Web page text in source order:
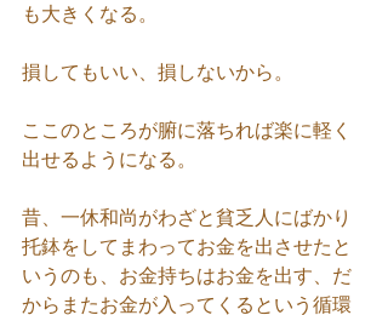
も大きくなる。
損してもいい、損しないから。
ここのところが腑に落ちれば楽に軽く
出せるようになる。
昔、一休和尚がわざと貧乏人にばかり
托鉢をしてまわってお金を出させたと
いうのも、お金持ちはお金を出す、だ
からまたお金が入ってくるという循環